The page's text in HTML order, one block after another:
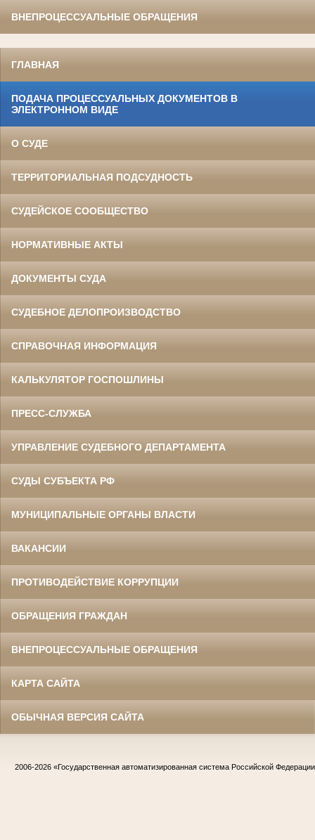
ВНЕПРОЦЕССУАЛЬНЫЕ ОБРАЩЕНИЯ
ГЛАВНАЯ
ПОДАЧА ПРОЦЕССУАЛЬНЫХ ДОКУМЕНТОВ В
ЭЛЕКТРОННОМ ВИДЕ
О СУДЕ
ТЕРРИТОРИАЛЬНАЯ ПОДСУДНОСТЬ
СУДЕЙСКОЕ СООБЩЕСТВО
НОРМАТИВНЫЕ АКТЫ
ДОКУМЕНТЫ СУДА
СУДЕБНОЕ ДЕЛОПРОИЗВОДСТВО
СПРАВОЧНАЯ ИНФОРМАЦИЯ
КАЛЬКУЛЯТОР ГОСПОШЛИНЫ
ПРЕСС-СЛУЖБА
УПРАВЛЕНИЕ СУДЕБНОГО ДЕПАРТАМЕНТА
СУДЫ СУБЪЕКТА РФ
МУНИЦИПАЛЬНЫЕ ОРГАНЫ ВЛАСТИ
ВАКАНСИИ
ПРОТИВОДЕЙСТВИЕ КОРРУПЦИИ
ОБРАЩЕНИЯ ГРАЖДАН
ВНЕПРОЦЕССУАЛЬНЫЕ ОБРАЩЕНИЯ
КАРТА САЙТА
ОБЫЧНАЯ ВЕРСИЯ САЙТА
2006-2026 «Государственная автоматизированная система Российской